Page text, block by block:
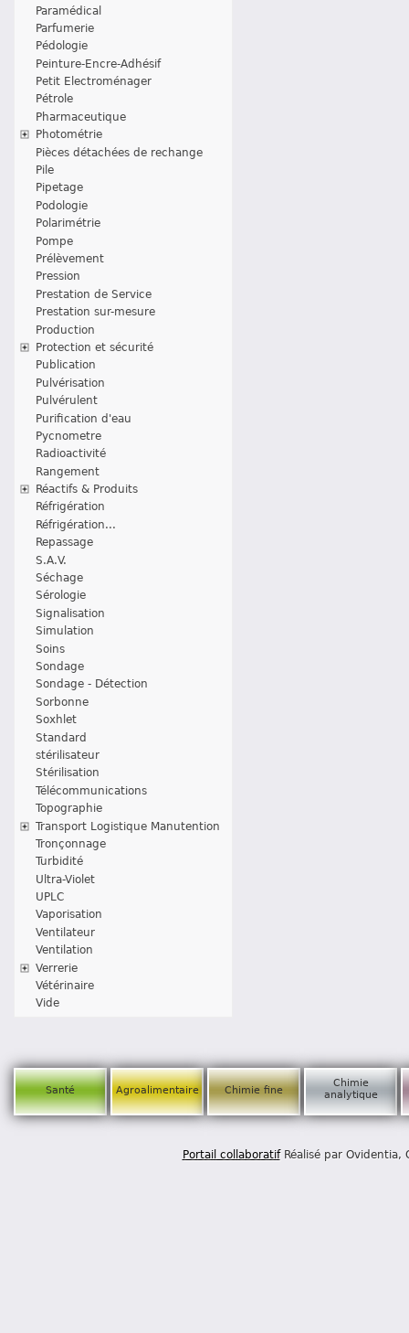
Paramédical
Parfumerie
Pédologie
Peinture-Encre-Adhésif
Petit Electroménager
Pétrole
Pharmaceutique
Photométrie
Pièces détachées de rechange
Pile
Pipetage
Podologie
Polarimétrie
Pompe
Prélèvement
Pression
Prestation de Service
Prestation sur-mesure
Production
Protection et sécurité
Publication
Pulvérisation
Pulvérulent
Purification d'eau
Pycnometre
Radioactivité
Rangement
Réactifs & Produits
Réfrigération
Réfrigération...
Repassage
S.A.V.
Séchage
Sérologie
Signalisation
Simulation
Soins
Sondage
Sondage - Détection
Sorbonne
Soxhlet
Standard
stérilisateur
Stérilisation
Télécommunications
Topographie
Transport Logistique Manutention
Tronçonnage
Turbidité
Ultra-Violet
UPLC
Vaporisation
Ventilateur
Ventilation
Verrerie
Vétérinaire
Vide
Santé Agroalimentaire Chimie fine
Chimie
analytique
Portail collaboratifRéalisé par Ovidentia,